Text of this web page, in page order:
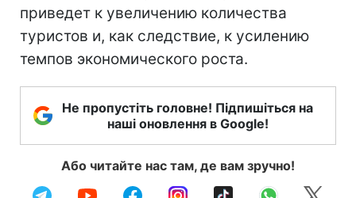
приведет к увеличению количества
туристов и, как следствие, к усилению
темпов экономического роста.
Не пропустіть головне! Підпишіться на
наші оновлення в Google!
Або читайте нас там, де вам зручно!